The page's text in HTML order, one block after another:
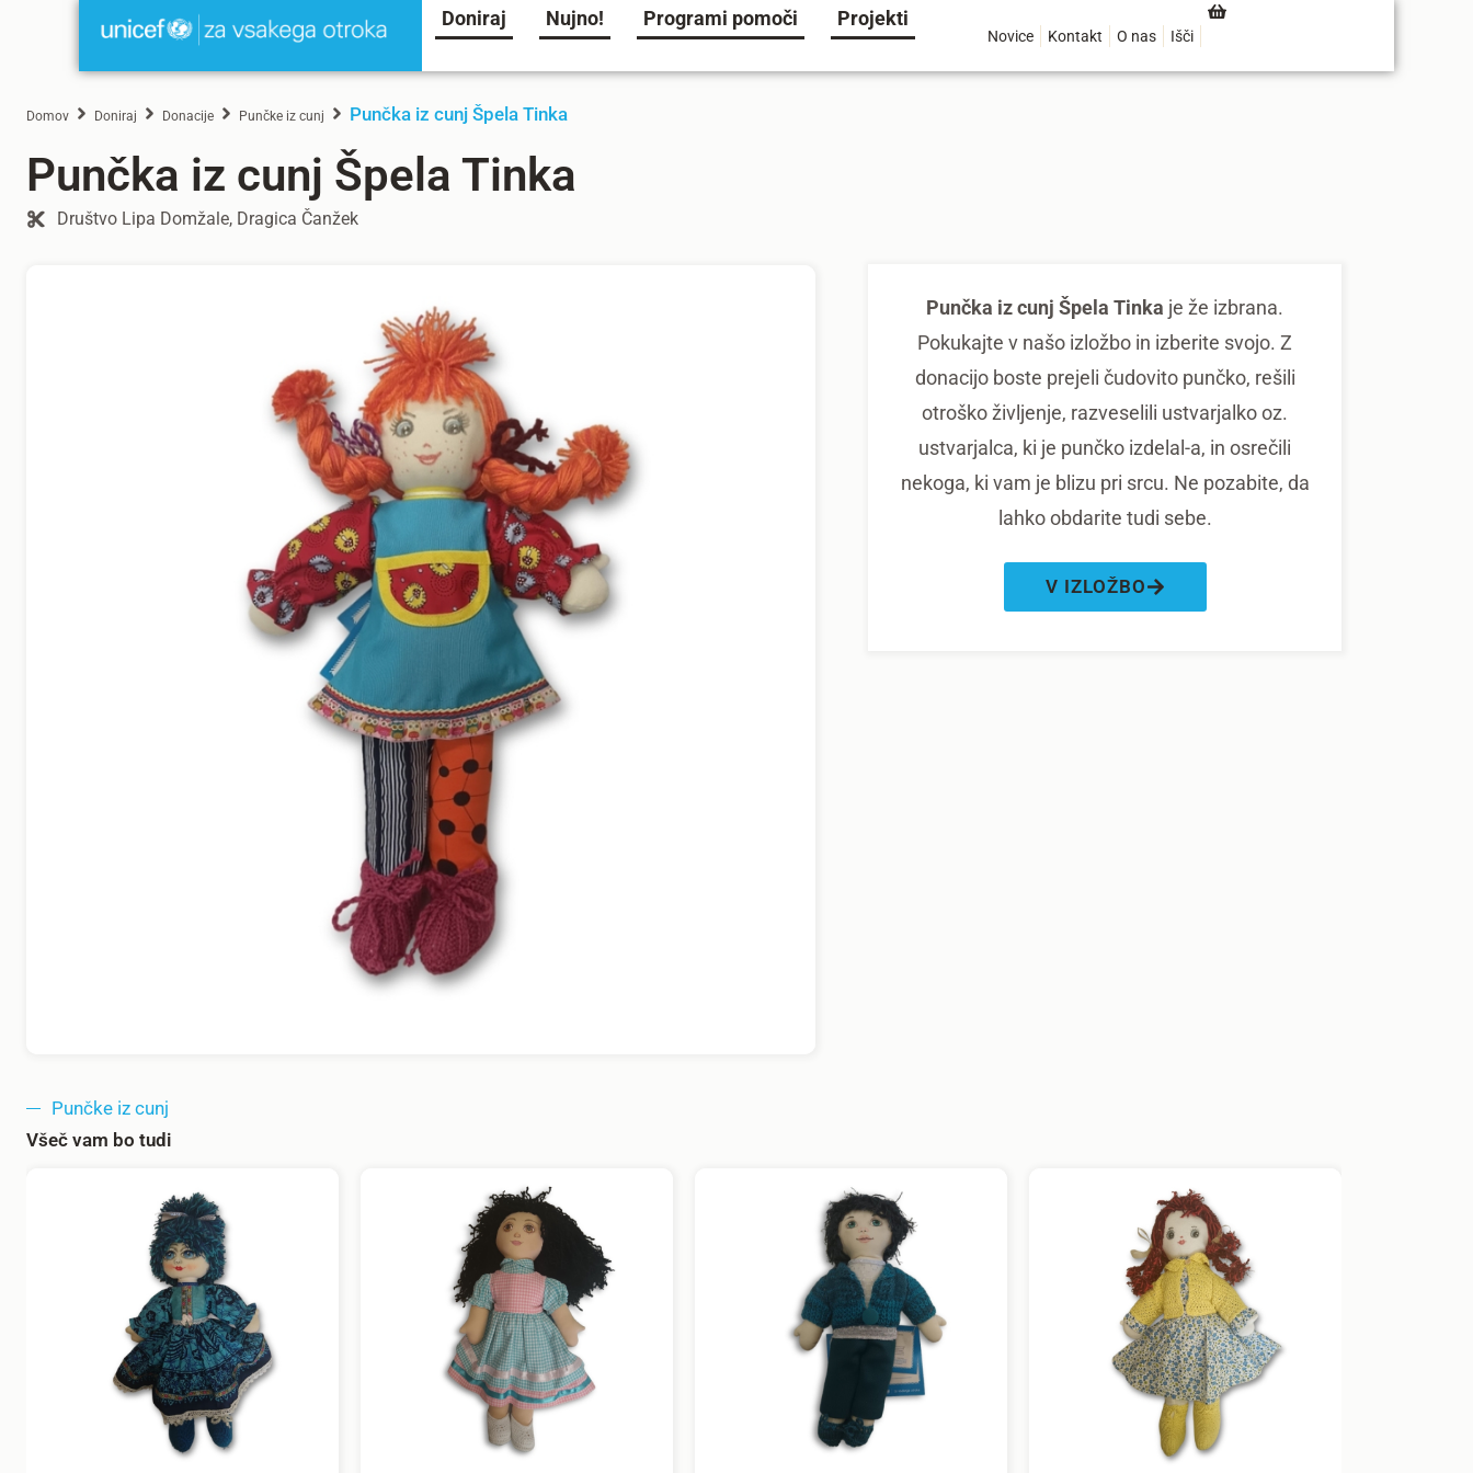
Doniraj Nujno! Programi pomoči Projekti
Novice Kontakt O nas Išči
Domov Doniraj Donacije Punčke iz cunj Punčka iz cunj Špela Tinka
Punčka iz cunj Špela Tinka
Društvo Lipa Domžale, Dragica Čanžek
Punčka iz cunj Špela Tinka je že izbrana.
Pokukajte v našo izložbo in izberite svojo. Z
donacijo boste prejeli čudovito punčko, rešili
otroško življenje, razveselili ustvarjalko oz.
ustvarjalca, ki je punčko izdelal-a, in osrečili
nekoga, ki vam je blizu pri srcu. Ne pozabite, da
lahko obdarite tudi sebe.
V IZLOŽBO
Punčke iz cunj
Všeč vam bo tudi